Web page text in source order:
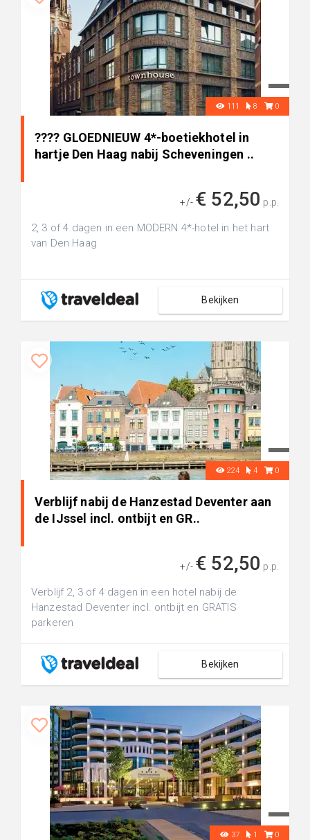
111 8 0
???? GLOEDNIEUW 4*-boetiekhotel in
hartje Den Haag nabij Scheveningen ..
+/- € 52,50 p.p.
2, 3 of 4 dagen in een MODERN 4*-hotel in het hart
van Den Haag
Bekijken
224 4 0
Verblijf nabij de Hanzestad Deventer aan
de IJssel incl. ontbijt en GR..
+/- € 52,50 p.p.
Verblijf 2, 3 of 4 dagen in een hotel nabij de
Hanzestad Deventer incl. ontbijt en GRATIS
parkeren
Bekijken
37 1 0